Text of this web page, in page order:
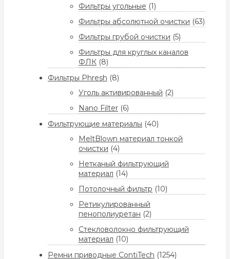
Фильтры угольные (1)
Фильтры абсолютной очистки (63)
Фильтры грубой очистки (5)
Фильтры для круглых каналов
ФЛК (8)
Фильтры Phresh (8)
Уголь активированный (2)
Nano Filter (6)
Фильтрующие материалы (40)
MeltBlown материал тонкой
очистки (4)
Нетканый фильтрующий
материал (14)
Потолочный фильтр (10)
Ретикулированный
пенополиуретан (2)
Стекловолокно фильтрующий
материал (10)
Ремни приводные ContiTech (1254)